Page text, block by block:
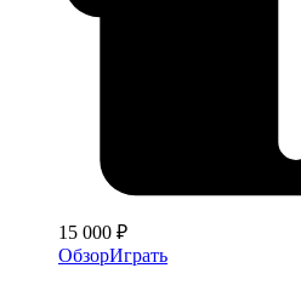
15 000 ₽
ОбзорИграть